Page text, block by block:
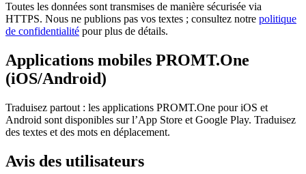
Toutes les données sont transmises de manière sécurisée via
HTTPS. Nous ne publions pas vos textes ; consultez notre politique
de confidentialité pour plus de détails.
Applications mobiles PROMT.One
(iOS/Android)
Traduisez partout : les applications PROMT.One pour iOS et
Android sont disponibles sur l’App Store et Google Play. Traduisez
des textes et des mots en déplacement.
Avis des utilisateurs